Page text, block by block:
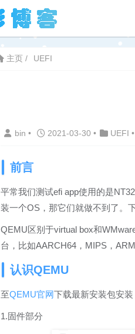
主页 UEFI
bin • 2021-03-30 • UEFI •
前言
平常我们测试efi app使用的是
装一个OS，那它们就做不到了。
QEMU区别于virtual box和
台，比如AARCH64，MIPS，
认识QEMU
至QEMU官网下载最新安装包安
1.固件部分